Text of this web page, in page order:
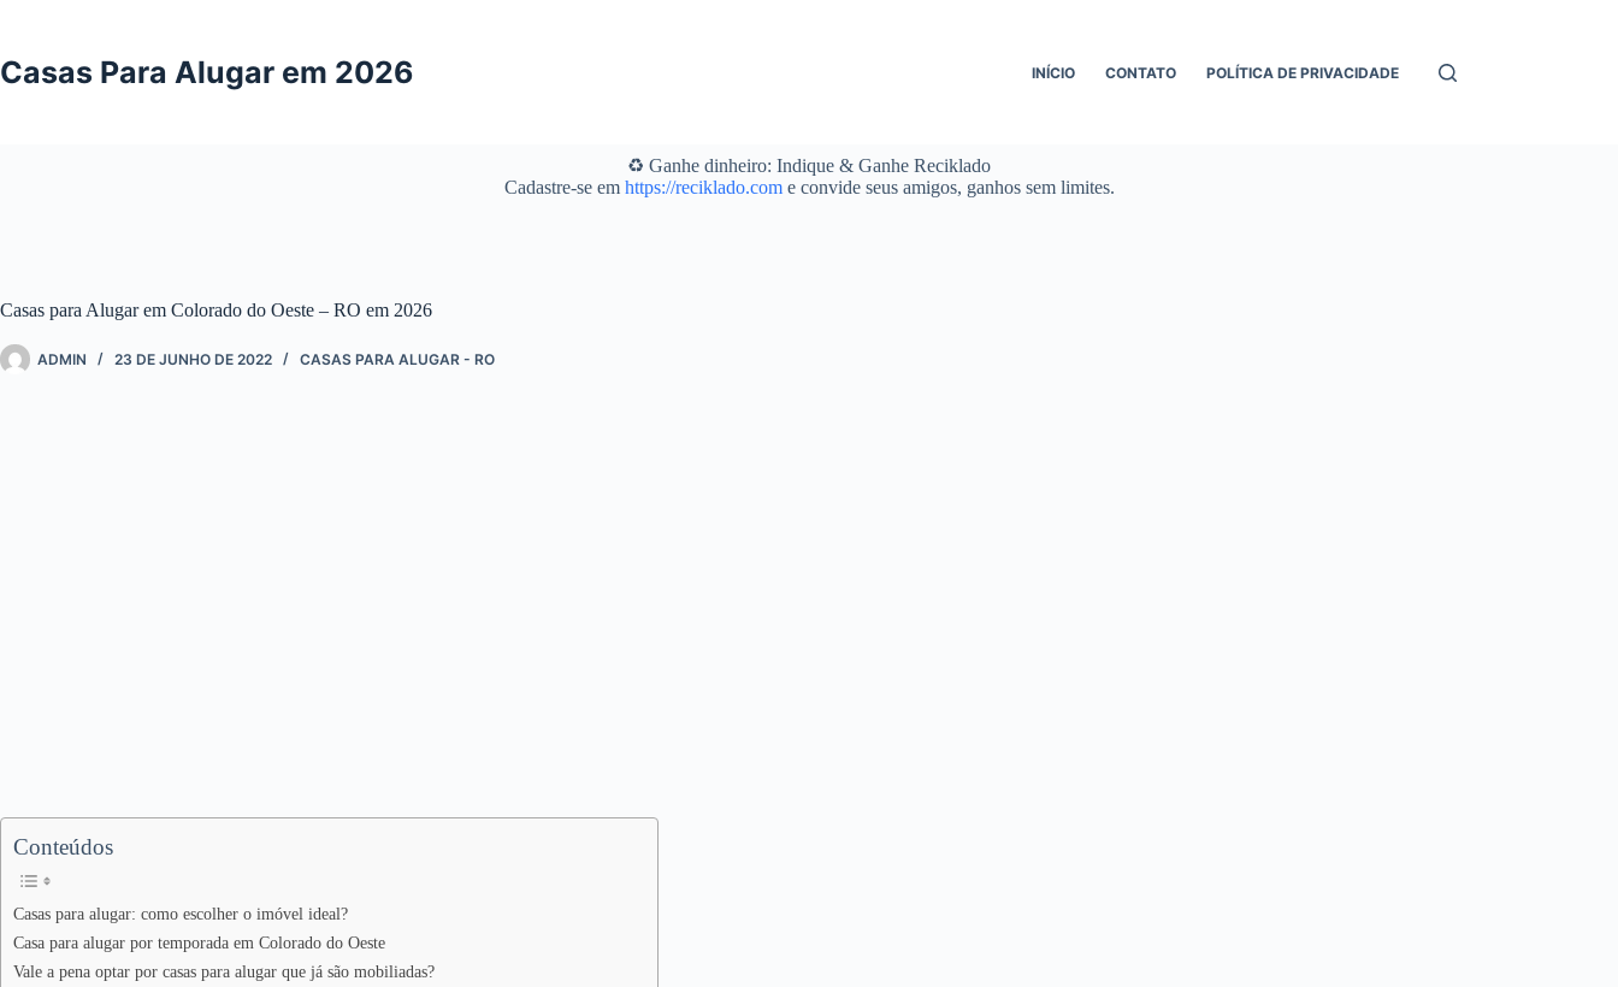
conteúdo
Casas Para Alugar em 2026 INÍCIO CONTATO POLÍTICA DE PRIVACIDADE
♻️ Ganhe dinheiro: Indique & Ganhe Reciklado
Cadastre-se em https://reciklado.come convide seus amigos, ganhos sem limites.
Casas para Alugar em Colorado do Oeste – RO em 2026
ADMIN 23 DE JUNHO DE 2022 CASAS PARA ALUGAR - RO
Conteúdos
Casas para alugar: como escolher o imóvel ideal?
Casa para alugar por temporada em Colorado do Oeste
Vale a pena optar por casas para alugar que já são mobiliadas?